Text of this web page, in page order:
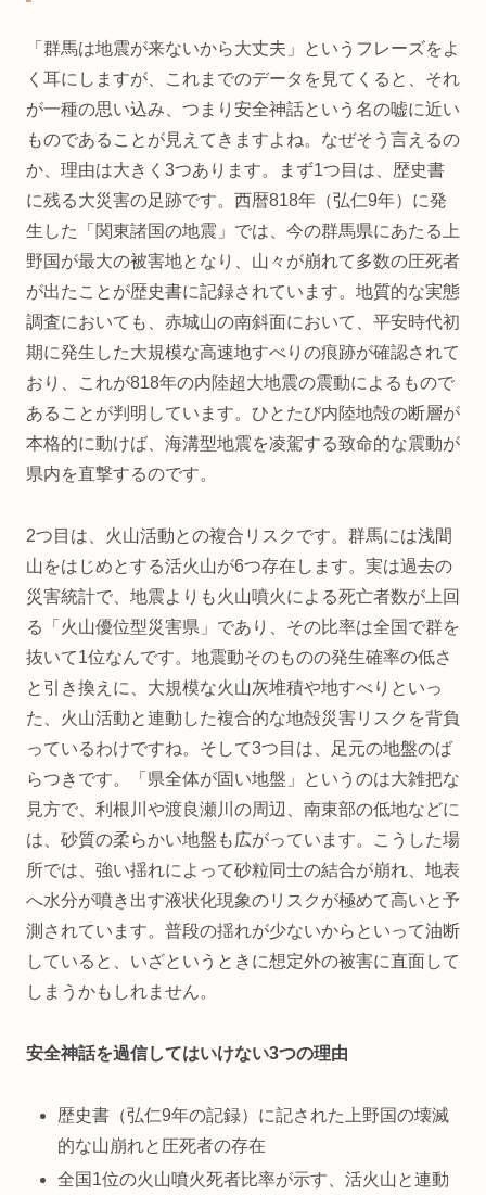
「群馬は地震が来ないから大丈夫」というフレーズをよ
く耳にしますが、これまでのデータを見てくると、それ
が一種の思い込み、つまり安全神話という名の嘘に近い
ものであることが見えてきますよね。なぜそう言えるの
か、理由は大きく3つあります。まず1つ目は、歴史書
に残る大災害の足跡です。西暦818年（弘仁9年）に発
生した「関東諸国の地震」では、今の群馬県にあたる上
野国が最大の被害地となり、山々が崩れて多数の圧死者
が出たことが歴史書に記録されています。地質的な実態
調査においても、赤城山の南斜面において、平安時代初
期に発生した大規模な高速地すべりの痕跡が確認されて
おり、これが818年の内陸超大地震の震動によるもので
あることが判明しています。ひとたび内陸地殻の断層が
本格的に動けば、海溝型地震を凌駕する致命的な震動が
県内を直撃するのです。
2つ目は、火山活動との複合リスクです。群馬には浅間
山をはじめとする活火山が6つ存在します。実は過去の
災害統計で、地震よりも火山噴火による死亡者数が上回
る「火山優位型災害県」であり、その比率は全国で群を
抜いて1位なんです。地震動そのものの発生確率の低さ
と引き換えに、大規模な火山灰堆積や地すべりといっ
た、火山活動と連動した複合的な地殻災害リスクを背負
っているわけですね。そして3つ目は、足元の地盤のば
らつきです。「県全体が固い地盤」というのは大雑把な
見方で、利根川や渡良瀬川の周辺、南東部の低地などに
は、砂質の柔らかい地盤も広がっています。こうした場
所では、強い揺れによって砂粒同士の結合が崩れ、地表
へ水分が噴き出す液状化現象のリスクが極めて高いと予
測されています。普段の揺れが少ないからといって油断
していると、いざというときに想定外の被害に直面して
しまうかもしれません。
安全神話を過信してはいけない3つの理由
歴史書（弘仁9年の記録）に記された上野国の壊滅
的な山崩れと圧死者の存在
全国1位の火山噴火死者比率が示す、活火山と連動